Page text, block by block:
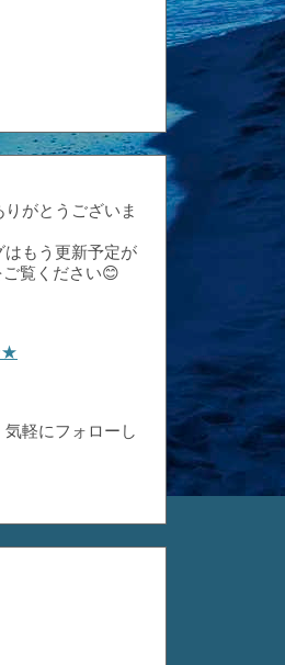
がとうございま
はもう更新予定が
覧ください😊
★
軽にフォローし